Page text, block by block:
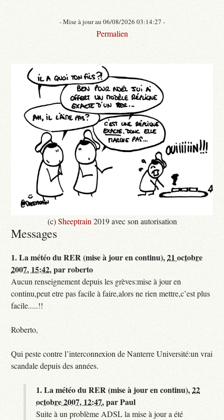
- Mise à jour au 06/08/2026 03:14:27 -
Permalien
(c)Sheeptrain 2019 avec son autorisation
Messages
1.La météo du RER (mise à jour en continu),21 octobre
2007, 15:42,parroberto
Aucun renseignement depuis les grèves:mise à jour en
continu,peut etre pas facile à faire,alors ne rien mettre,c’est plus
facile.....!!
Roberto,
Qui peste contre l’interconnexion de Nanterre Université:un vrai
scandale depuis des années.
1.La météo du RER (mise à jour en continu),22
octobre 2007, 12:47,parPaul
Suite à un problème ADSL la mise à jour a été